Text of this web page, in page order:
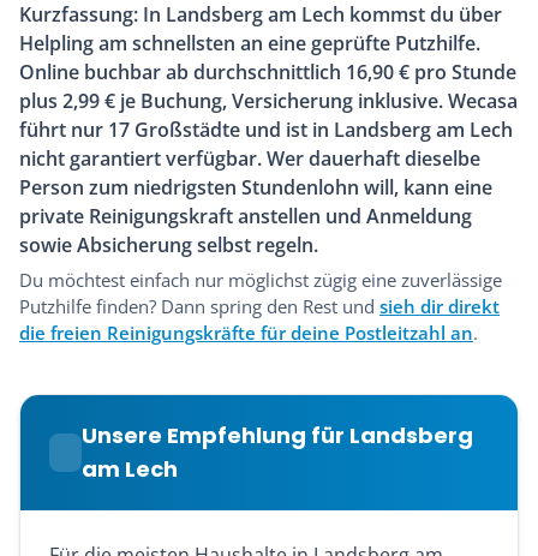
Kurzfassung: In Landsberg am Lech kommst du über
Helpling am schnellsten an eine geprüfte Putzhilfe.
Online buchbar ab durchschnittlich 16,90 € pro Stunde
plus 2,99 € je Buchung, Versicherung inklusive. Wecasa
führt nur 17 Großstädte und ist in Landsberg am Lech
nicht garantiert verfügbar. Wer dauerhaft dieselbe
Person zum niedrigsten Stundenlohn will, kann eine
private Reinigungskraft anstellen und Anmeldung
sowie Absicherung selbst regeln.
Du möchtest einfach nur möglichst zügig eine zuverlässige
Putzhilfe finden? Dann spring den Rest und sieh dir direkt
die freien Reinigungskräfte für deine Postleitzahl an.
Unsere Empfehlung für Landsberg
am Lech